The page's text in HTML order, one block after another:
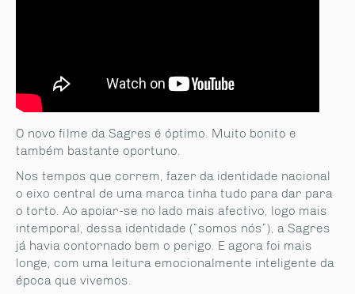
O novo filme da Sagres é óptimo. Muito bonito e
também bastante oportuno.
Nos tempos que correm, fazer da identidade nacional
o eixo central de uma marca tinha tudo para dar para
o torto. Ao apoiar-se no lado mais afectivo, logo mais
intemporal, dessa identidade (“somos nós”), a Sagres
já havia contornado bem o perigo. E agora foi mais
longe, com uma leitura emocionalmente inteligente da
época que vivemos.